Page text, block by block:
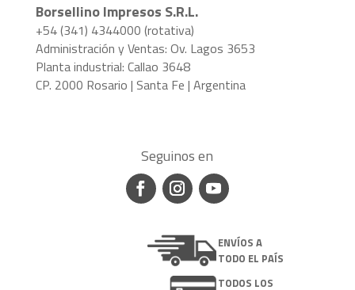
Borsellino Impresos S.R.L.
+54 (341) 4344000 (rotativa)
Administración y Ventas: Ov. Lagos 3653
Planta industrial: Callao 3648
CP. 2000 Rosario | Santa Fe | Argentina
Seguinos en
ENVÍOS A
TODO EL PAÍS
TODOS LOS